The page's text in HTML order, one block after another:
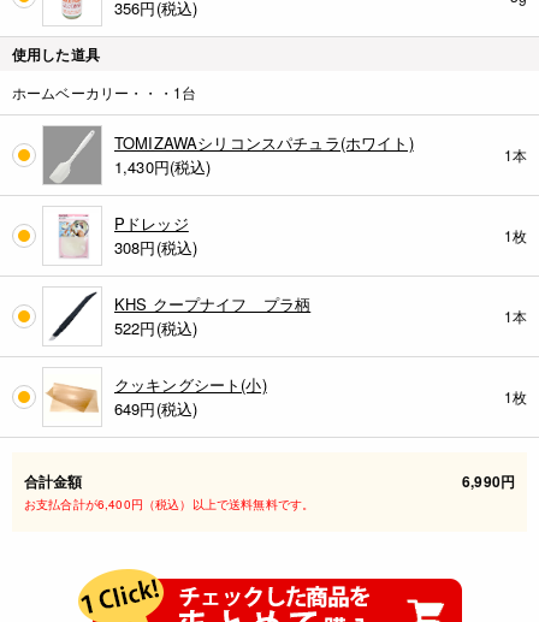
356円(税込)
使用した道具
ホームベーカリー・・・1台
TOMIZAWAシリコンスパチュラ(ホワイト)
1,430円(税込)
1本
Pドレッジ
308円(税込)
1枚
KHS クープナイフ プラ柄
522円(税込)
1本
クッキングシート(小)
649円(税込)
1枚
合計金額 6,990円
お支払合計が6,400円（税込）以上で送料無料です。